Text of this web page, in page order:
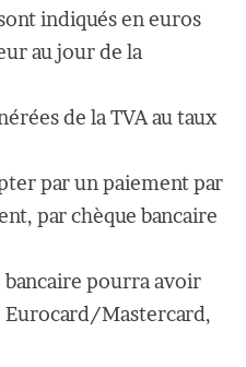
indiqués en euros
au jour de la
de la TVA au taux
par un paiement par
par chèque bancaire
bancaire pourra avoir
Eurocard/Mastercard,